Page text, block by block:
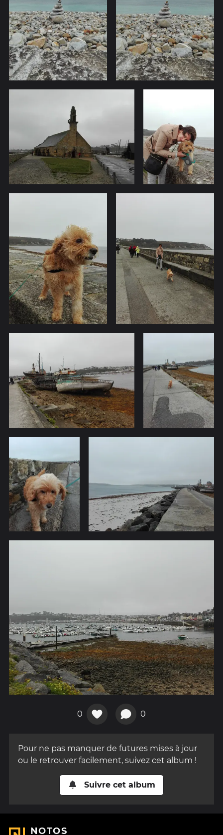
0 0
Pour ne pas manquer de futures mises à jour
ou le retrouver facilement, suivez cet album !
Suivre cet album
NOTOS